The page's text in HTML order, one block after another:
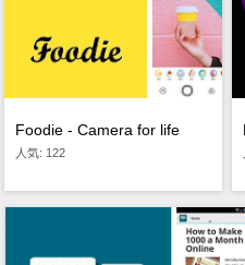
Foodie - Camera for life
人気: 122